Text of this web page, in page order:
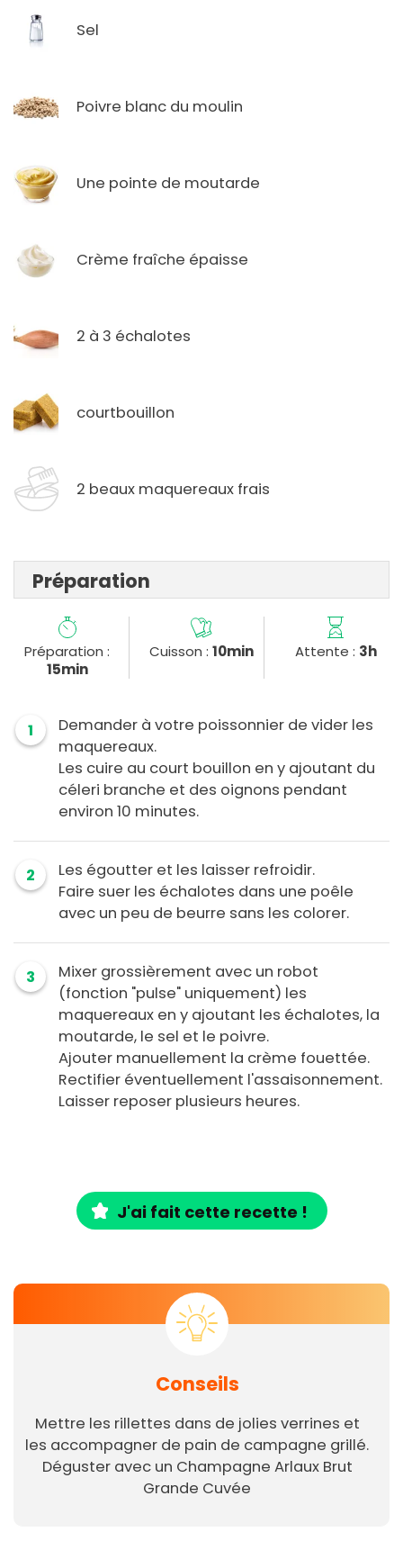
Sel
Poivre blanc du moulin
Une pointe de moutarde
Crème fraîche épaisse
2 à 3 échalotes
courtbouillon
2 beaux maquereaux frais
Préparation
Préparation :
15min
Cuisson : 10min Attente : 3h
1
Demander à votre poissonnier de vider les
maquereaux.
Les cuire au court bouillon en y ajoutant du
céleri branche et des oignons pendant
environ 10 minutes.
2
Les égoutter et les laisser refroidir.
Faire suer les échalotes dans une poêle
avec un peu de beurre sans les colorer.
3
Mixer grossièrement avec un robot
(fonction "pulse" uniquement) les
maquereaux en y ajoutant les échalotes, la
moutarde, le sel et le poivre.
Ajouter manuellement la crème fouettée.
Rectifier éventuellement l'assaisonnement.
Laisser reposer plusieurs heures.
J'ai fait cette recette !
Conseils
Mettre les rillettes dans de jolies verrines et
les accompagner de pain de campagne grillé.
Déguster avec un Champagne Arlaux Brut
Grande Cuvée